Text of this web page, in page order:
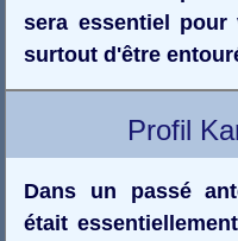
sera essentiel
surtout d'être
Profil
Dans un passé
était